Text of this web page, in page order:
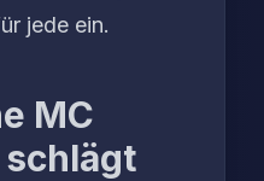
jede ein.
MC